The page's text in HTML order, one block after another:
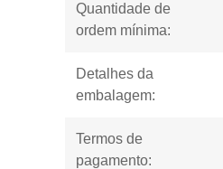
Quantidade de
ordem mínima:
Detalhes da
embalagem:
Termos de
pagamento: